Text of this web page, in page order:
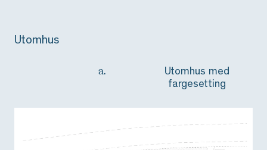
Utomhus
a.
Utomhus med
fargesetting